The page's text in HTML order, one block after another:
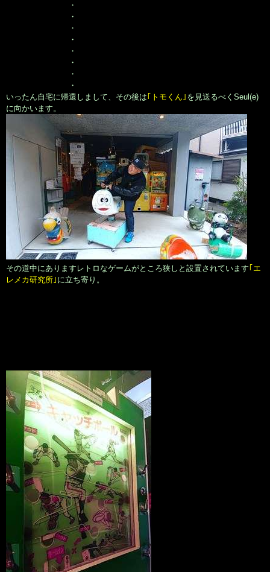
・
・
・
・
・
・
・
・
いったん自宅に帰還しまして、その後は｢トモくん｣ を見送るべくSeul(e)
に向かいます。
その道中にありますレトロなゲームがところ狭しと設置されています｢エ
レメカ研究所｣ に立ち寄り。